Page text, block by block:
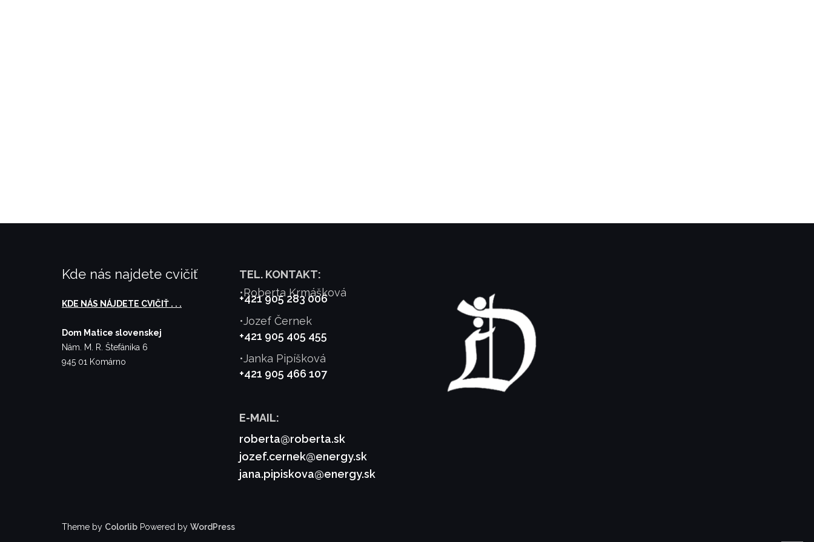
Kde nás najdete cvičiť
KDE NÁS NÁJDETE CVIČIŤ . . .
Dom Matice slovenskej
Nám. M. R. Štefánika 6
945 01 Komárno
TEL. KONTAKT:
•Roberta Krmášková
+421 905 283 006
•Jozef Černek
+421 905 405 455
•Janka Pipíšková
+421 905 466 107
E-MAIL:
roberta@roberta.sk
jozef.cernek@energy.sk
jana.pipiskova@energy.sk
Theme by Colorlib Powered by WordPress